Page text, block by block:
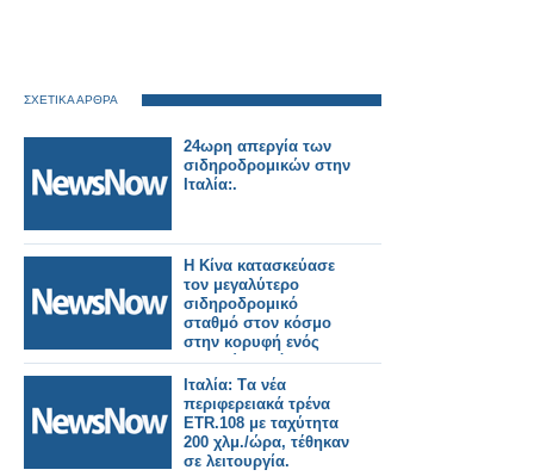
ΣΧΕΤΙΚΑ ΑΡΘΡΑ
24ωρη απεργία των
σιδηροδρομικών στην
Ιταλία:.
Η Κίνα κατασκεύασε
τον μεγαλύτερο
σιδηροδρομικό
σταθμό στον κόσμο
στην κορυφή ενός
βουνού σε μόλις 38
μήνες!
Ιταλία: Tα νέα
περιφερειακά τρένα
ETR.108 με ταχύτητα
200 χλμ./ώρα, τέθηκαν
σε λειτουργία.